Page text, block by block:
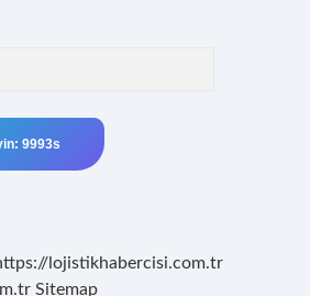
lojistikhabercisi.com.tr
Sitemap